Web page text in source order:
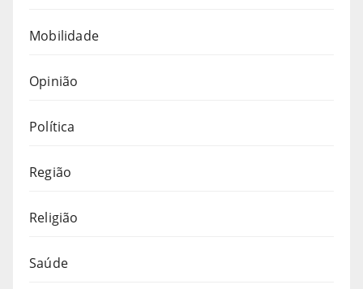
Mobilidade
Opinião
Política
Região
Religião
Saúde